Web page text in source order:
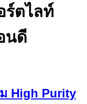
ร์ตไลท์
นดี
High Purity